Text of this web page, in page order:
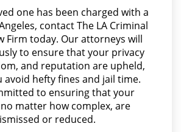
Informal Diversion
Probation
Three Strikes Law
Minors Can Be Tried As
a Child Under 18
una Condena
De Fondos Públicos
Mortal
one has been charged with a
contact The LA Criminal
Firm today. Our attorneys will
to ensure that your privacy
and reputation are upheld,
avoid hefty fines and jail time.
to ensuring that your
matter how complex, are
or reduced.